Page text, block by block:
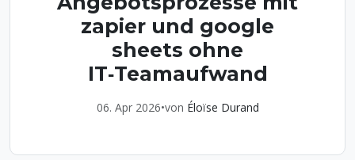
zapier und google
sheets ohne
IT‑Teamaufwand
06. Apr 2026•von Éloïse Durand